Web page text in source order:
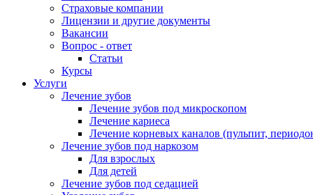
Страховые компании
Лицензии и другие документы
Вакансии
Вопрос - ответ
Статьи
Курсы
Услуги
Лечение зубов
Лечение зубов под микроскопом
Лечение кариеса
Лечение корневых каналов (пульпит,
Лечение зубов под наркозом
Для взрослых
Для детей
Лечение зубов под седацией